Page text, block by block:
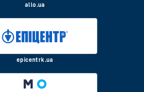
allo.ua
epicentrk.ua